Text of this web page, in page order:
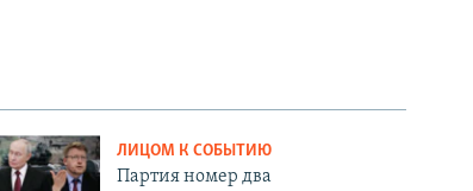
ЛИЦОМ К СОБЫТИЮ
Партия номер два